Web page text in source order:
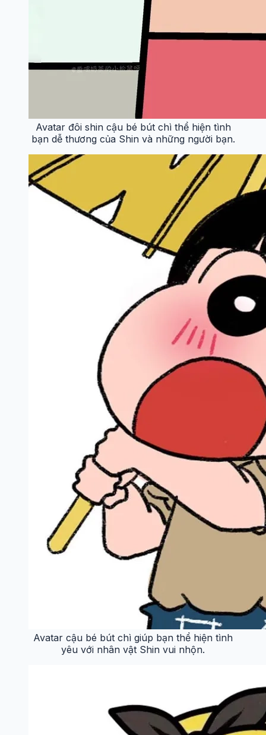
Avatar đôi shin cậu bé bút chì thể hiện tình
bạn dễ thương của Shin và những người bạn.
Avatar cậu bé bút chì giúp bạn thể hiện tình
yêu với nhân vật Shin vui nhộn.